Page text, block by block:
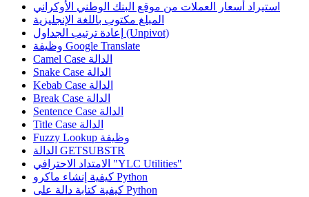
استيراد أسعار العملات من موقع البنك الوطني الأوكراني
المبلغ مكتوب باللغة الإنجليزية
إعادة ترتيب الجداول (Unpivot)
Google Translate
Camel Case الدالة
Snake Case الدالة
Kebab Case الدالة
Break Case الدالة
Sentence Case الدالة
Title Case الدالة
Fuzzy Lookup وظيفة
الدالة GETSUBSTR
الامتداد الاحترافي "YLC Utilities"
كيفية إنشاء ماكرو Python
كيفية كتابة دالة على Python